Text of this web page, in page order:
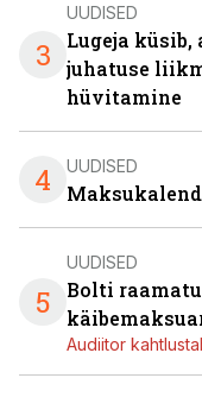
3
UUDISED
Lugeja küsib,
juhatuse
hüvitamine
4 UUDISED
5
UUDISED
Bolti
Audiitor